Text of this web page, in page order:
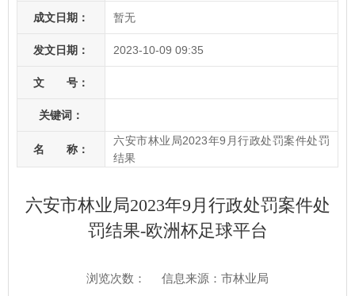
成文日期： 暂无
发文日期： 2023-10-09 09:35
文 号：
关键词：
名 称：
六安市林业局2023年9月行政处罚案件处罚
结果
六安市林业局2023年9月行政处罚案件处
罚结果-欧洲杯足球平台
浏览次数：
信息来源：市林业局